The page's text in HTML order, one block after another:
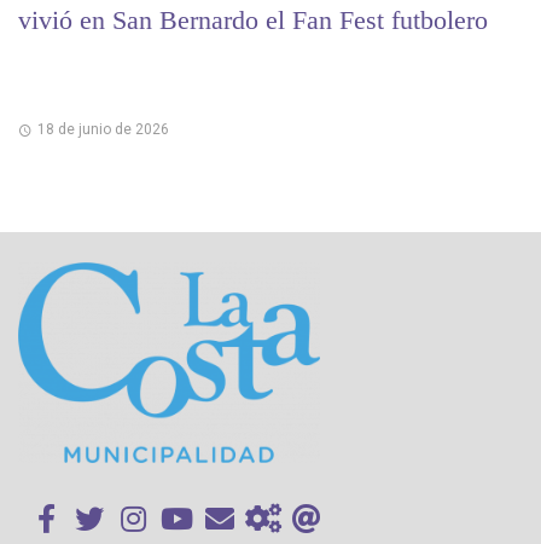
vivió en San Bernardo el Fan Fest futbolero
18 de junio de 2026